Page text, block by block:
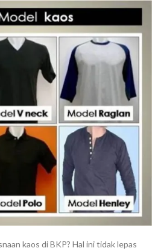
kaos di BKP? Hal ini tidak lepas